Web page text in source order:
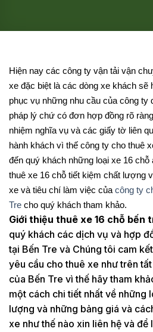
Hiện nay các công ty vận tải vận
xe đặc biệt là các dòng xe khách sẽ
phục vụ những nhu cầu của công ty
pháp lý chứ có đơn hợp đồng rõ
nhiệm nghĩa vụ và các giấy tờ liên
hành khách vì thế công ty cho thuê
đến quý khách những loại xe 16 chỗ
thuê xe 16 chỗ tiết kiệm chất lượng
xe và tiêu chí làm việc của công ty
Tre cho quý khách tham khảo.
Giới thiệu thuê xe 16 chỗ bến
quý khách các dịch vụ và hợp
tại Bến Tre và Chúng tôi cam
yêu cầu cho thuê xe như trên
của Bến Tre vì thế hãy tham
một cách chi tiết nhất về những
lượng và những bảng giá và
xe như thế nào xin liên hệ và để